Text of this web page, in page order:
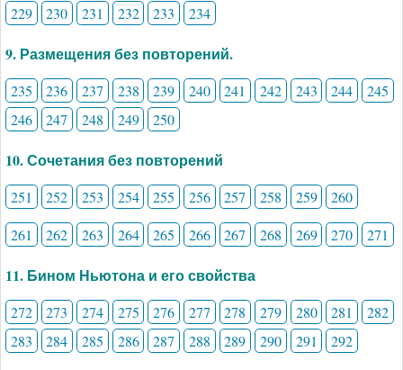
229 230 231 232 233 234
9. Размещения без повторений.
235 236 237 238 239 240 241 242 243 244
245
246
247 248 249 250
10. Сочетания без повторений
251 252 253 254 255 256 257 258 259
260
261
262 263 264 265 266 267 268 269 270 271
11. Бином Ньютона и его свойства
272 273 274 275 276 277 278 279 280 281
282
283
284 285 286 287 288 289 290 291 292